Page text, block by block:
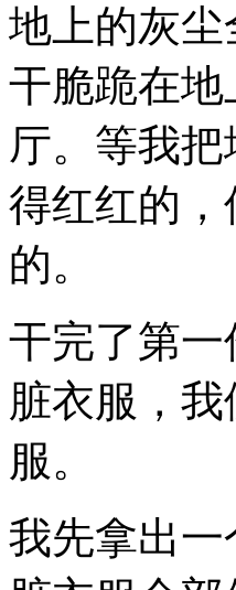
地上的灰
干脆跪在
厅。等我
得红红的
的。
干完了第
脏衣服，
服。
我先拿出